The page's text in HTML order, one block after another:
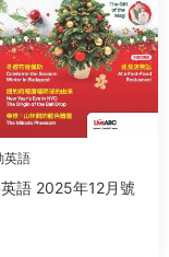
英語
語 2025年12月號